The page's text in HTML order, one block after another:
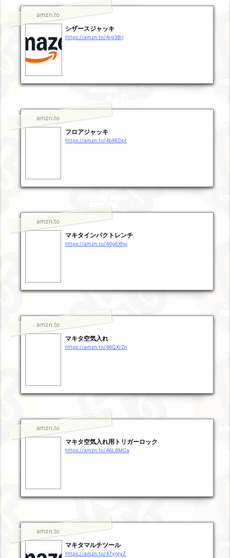
amzn.to
シザースジャッキ
https://amzn.to/4rg38rj
amzn.to
フロアジャッキ
https://amzn.to/4b9EDpt
amzn.to
マキタインパクトレンチ
https://amzn.to/40gEXhp
amzn.to
マキタ空気入れ
https://amzn.to/46QXrZn
amzn.to
マキタ空気入れ用トリガーロック
https://amzn.to/46L6MCa
amzn.to
マキタマルチツール
https://amzn.to/47ygIyZ